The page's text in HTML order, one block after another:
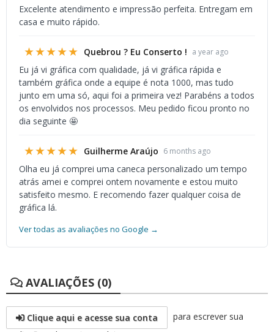
Excelente atendimento e impressão perfeita. Entregam em
casa e muito rápido.
★★★★★ Quebrou ? Eu Conserto ! a year ago
Eu já vi gráfica com qualidade, já vi gráfica rápida e
também gráfica onde a equipe é nota 1000, mas tudo
junto em uma só, aqui foi a primeira vez! Parabéns a todos
os envolvidos nos processos. Meu pedido ficou pronto no
dia seguinte 🤩
★★★★★ Guilherme Araújo 6 months ago
Olha eu já comprei uma caneca personalizado um tempo
atrás amei e comprei ontem novamente e estou muito
satisfeito mesmo. E recomendo fazer qualquer coisa de
gráfica lá.
Ver todas as avaliações no Google →
AVALIAÇÕES (0)
Clique aqui e acesse sua conta
para escrever sua